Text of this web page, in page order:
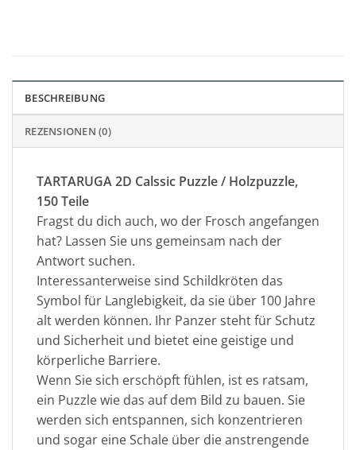
BESCHREIBUNG
REZENSIONEN (0)
TARTARUGA 2D Calssic Puzzle / Holzpuzzle,
150 Teile
Fragst du dich auch, wo der Frosch angefangen
hat? Lassen Sie uns gemeinsam nach der
Antwort suchen.
Interessanterweise sind Schildkröten das
Symbol für Langlebigkeit, da sie über 100 Jahre
alt werden können. Ihr Panzer steht für Schutz
und Sicherheit und bietet eine geistige und
körperliche Barriere.
Wenn Sie sich erschöpft fühlen, ist es ratsam,
ein Puzzle wie das auf dem Bild zu bauen. Sie
werden sich entspannen, sich konzentrieren
und sogar eine Schale über die anstrengende